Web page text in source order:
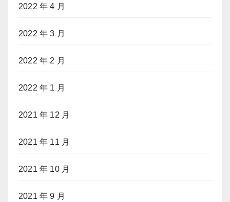
2022 年 4 月
2022 年 3 月
2022 年 2 月
2022 年 1 月
2021 年 12 月
2021 年 11 月
2021 年 10 月
2021 年 9 月